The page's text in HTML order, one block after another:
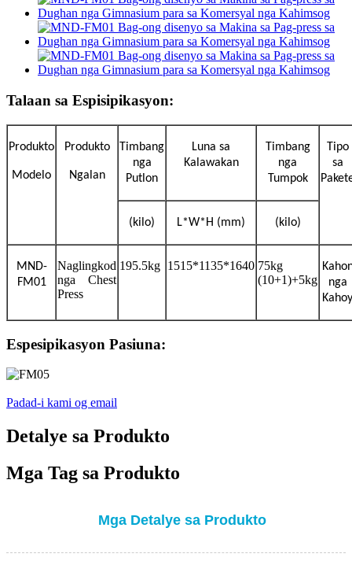
Talaan sa Espisipikasyon:
Produkto
Modelo
Produkto
Ngalan
Timbang
nga
Putlon
Luna sa
Kalawakan
Timbang
nga
Tumpok
Tipo
sa
(kilo) L*W*H (mm) (kilo)
MND-
FM01
Naglingkod
nga Chest
Press
195.5kg 1515*1135*1640 75kg
(10+1)+5kg
nga
Kahoy
Espesipikasyon Pasiuna:
Padad-i kami og email
Detalye sa Produkto
Mga Tag sa Produkto
Mga Detalye sa Produkto